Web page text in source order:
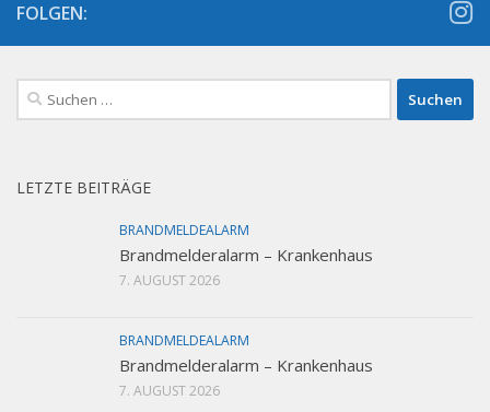
FOLGEN:
Suchen
nach:
LETZTE BEITRÄGE
BRANDMELDEALARM
Brandmelderalarm – Krankenhaus
7. AUGUST 2026
BRANDMELDEALARM
Brandmelderalarm – Krankenhaus
7. AUGUST 2026